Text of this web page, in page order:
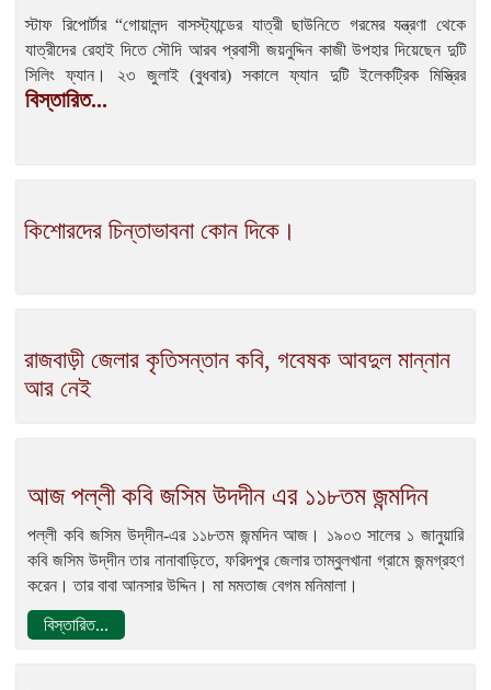
স্টাফ রিপোর্টার “গোয়ালন্দ বাসস্ট্যান্ডের যাত্রী ছাউনিতে গরমের যন্ত্রণা থেকে
যাত্রীদের রেহাই দিতে সৌদি আরব প্রবাসী জয়নুদ্দিন কাজী উপহার দিয়েছেন দুটি
সিলিং ফ্যান। ২৩ জুলাই (বুধবার) সকালে ফ্যান দুটি ইলেকট্রিক মিস্ত্রির
বিস্তারিত...
কিশোরদের চিন্তাভাবনা কোন দিকে।
রাজবাড়ী জেলার কৃতিসন্তান কবি, গবেষক আবদুল মান্নান
আর নেই
আজ পল্লী কবি জসিম উদদীন এর ১১৮তম জন্মদিন
পল্লী কবি জসিম উদ্‌দীন-এর ১১৮তম জন্মদিন আজ। ১৯০৩ সালের ১ জানুয়ারি
কবি জসিম উদ্‌দীন তার নানাবাড়িতে, ফরিদপুর জেলার তাম্বুলখানা গ্রামে জন্মগ্রহণ
করেন। তার বাবা আনসার উদ্দিন। মা মমতাজ বেগম মনিমালা।
বিস্তারিত...